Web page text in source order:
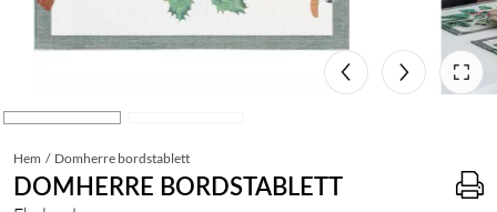
Hem Domherre bordstablett
DOMHERRE BORDSTABLETT